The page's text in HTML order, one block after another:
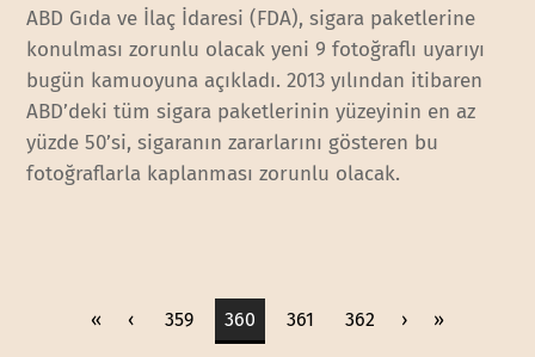
ABD Gıda ve İlaç İdaresi (FDA), sigara paketlerine
konulması zorunlu olacak yeni 9 fotoğraflı uyarıyı
bugün kamuoyuna açıkladı. 2013 yılından itibaren
ABD’deki tüm sigara paketlerinin yüzeyinin en az
yüzde 50’si, sigaranın zararlarını gösteren bu
fotoğraflarla kaplanması zorunlu olacak.
« ‹ 359 360 361 362 › »